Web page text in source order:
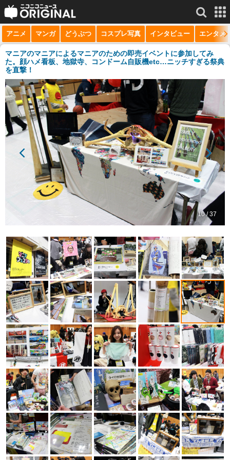
サービス一覧 もっと見る
niconico
動画
生放送
ニュース
チャンネル
マンガ
ニコニコQ
アニメ マンガ どうぶつ コスプレ写真 インタビュー エンタメ
マニアのマニアによるマニアのための即売イベントに参加してみ
た。顔ハメ看板、地獄寺、コンドーム自販機etc…ニッチすぎる祭典
を直撃！
10 / 37